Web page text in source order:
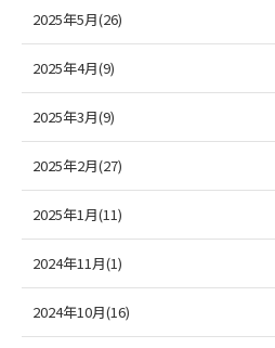
2025年5月(26)
2025年4月(9)
2025年3月(9)
2025年2月(27)
2025年1月(11)
2024年11月(1)
2024年10月(16)